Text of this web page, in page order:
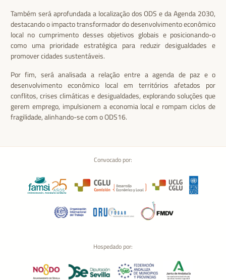
Também será aprofundada a localização dos ODS e da Agenda 2030,
destacando o impacto transformador do desenvolvimento econômico
local no cumprimento desses objetivos globais e posicionando-o
como uma prioridade estratégica para reduzir desigualdades e
promover cidades sustentáveis.
Por fim, será analisada a relação entre a agenda de paz e o
desenvolvimento econômico local em territórios afetados por
conflitos, crises climáticas e desigualdades, explorando soluções que
gerem emprego, impulsionem a economia local e rompam ciclos de
fragilidade, alinhando-se com o ODS16.
Convocado por:
Hospedado por: